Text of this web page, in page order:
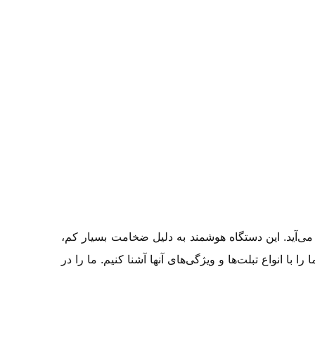
این دستگاه هوشمند به دلیل ضخامت بسیار کم،
انواع تبلت‌ها و ویژگی‌های آنها آشنا کنیم. ما را در